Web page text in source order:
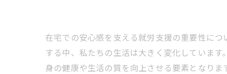
在宅での安心感を支える就労支援の重要性に
する中、私たちの生活は大きく変化していま
身の健康や生活の質を向上させる要素となり